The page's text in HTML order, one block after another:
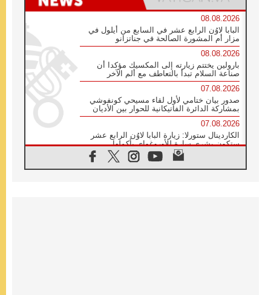
08.08.2026
البابا لاوُن الرابع عشر في السابع من أيلول في
مزار أم المشورة الصالحة في جناتزانو
08.08.2026
بارولين يختتم زيارته إلى المكسيك مؤكدا أن
صناعة السلام تبدأ بالتعاطف مع ألم الآخر
07.08.2026
صدور بيان ختامي لأول لقاء مسيحي كونفوشي
بمشاركة الدائرة الفاتيكانية للحوار بين الأديان
07.08.2026
الكاردينال ستورلا: زيارة البابا لاوُن الرابع عشر
ستكون بشرى سارة للأوروغواي بأكملها
الفاتيكان يعلن برنامج الزيارة الرسولية للبابا لاوُن